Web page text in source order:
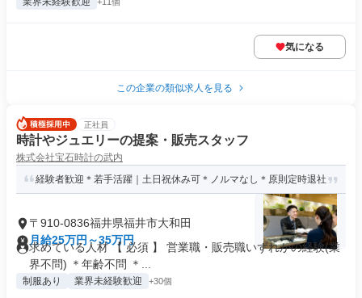
気になる
この企業の類似求人を見る
正社員
時計やジュエリーの提案・販売スタッフ
株式会社宝石時計の武内
経験者歓迎＊若手活躍｜土日祝休み可＊ノルマなし＊原則定時退社
〒910-0836福井県福井市大和田
月給25万円～35万円
求めている人材 【 必須 】 営業職・販売職いずれかの経験(業
界不問) ＊年齢不問 ＊...
制服あり 業界未経験歓迎 +30個